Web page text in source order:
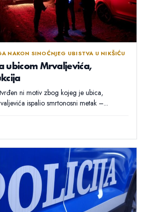
NAKON SINOĆNJEG UBISTVA U NIKŠIĆU
ubicom Mrvaljevića,
ni motiv zbog kojeg je ubica,
ispalio smrtonosni metak –...